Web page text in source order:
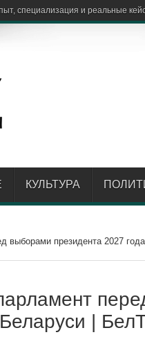
КУЛЬТУРА
президента 2027
|